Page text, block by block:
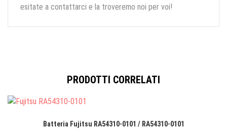
esitate a contattarci e la troveremo noi per voi!
PRODOTTI CORRELATI
Batteria Fujitsu RA54310-0101 / RA54310-0101